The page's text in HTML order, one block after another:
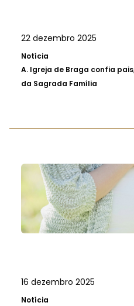
22 dezembro 2025
Notícia
A. Igreja de Braga confia
da Sagrada Família
16 dezembro 2025
Notícia